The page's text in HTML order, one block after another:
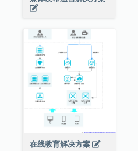
在线教育解决方案